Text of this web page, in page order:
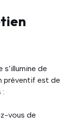
s’illumine de
préventif est de
:
vous de